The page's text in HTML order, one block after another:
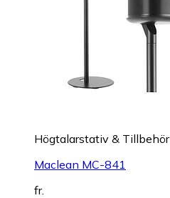
Högtalarstativ & Tillbehör
Maclean MC-841
fr.